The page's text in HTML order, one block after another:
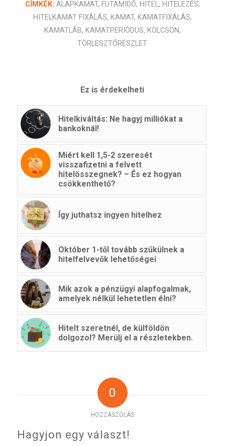
CÍMKÉK: ALAPKAMAT, FUTAMIDŐ, HITEL, HITELEZÉS,
HITELKAMAT FIXÁLÁS, KAMAT, KAMATFIXÁLÁS,
KAMATLÁB, KAMATPERIÓDUS, KÖLCSÖN,
TÖRLESZTŐRÉSZLET
Ez is érdekelheti
Hitelkiváltás: Ne hagyj milliókat a
bankoknál!
Miért kell 1,5-2 szeresét
visszafizetni a felvett
hitelösszegnek? – És ez hogyan
csökkenthető?
Így juthatsz ingyen hitelhez
Október 1-től tovább szűkülnek a
hitelfelvevők lehetőségei
Mik azok a pénzügyi alapfogalmak,
amelyek nélkül lehetetlen élni?
Hitelt szeretnél, de külföldön
dolgozol? Merülj el a részletekben.
0
HOZZÁSZÓLÁS
Hagyjon egy választ!